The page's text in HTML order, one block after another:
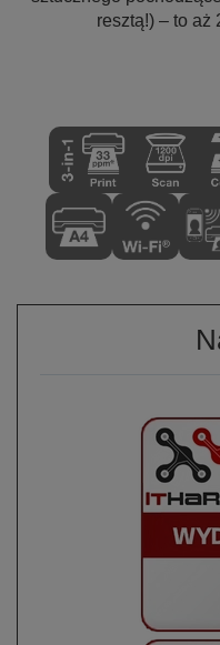
resztą!) – to aż